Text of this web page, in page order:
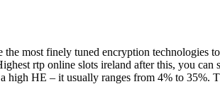
most finely tuned encryption technologies
rtp online slots ireland after this, you can
HE – it usually ranges from 4% to 35%.